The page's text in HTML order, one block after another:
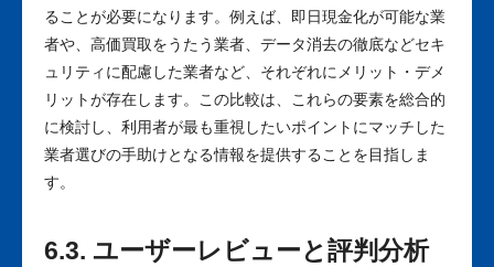
ることが必要になります。例えば、即日現金化が可能な業
者や、高価買取をうたう業者、データ消去の徹底などセキ
ュリティに配慮した業者など、それぞれにメリット・デメ
リットが存在します。この比較は、これらの要素を総合的
に検討し、利用者が最も重視したいポイントにマッチした
業者選びの手助けとなる情報を提供することを目指しま
す。
6.3. ユーザーレビューと評判分析